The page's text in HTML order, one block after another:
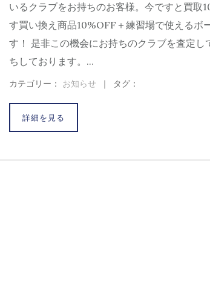
いるクラブをお持ちのお客様。今ですと買取
す買い換え商品10%OFF＋練習場で使えるボ
す！ 是非この機会にお持ちのクラブを査定
ちしております。...
カテゴリー： お知らせ ｜ タグ：
詳細を見る